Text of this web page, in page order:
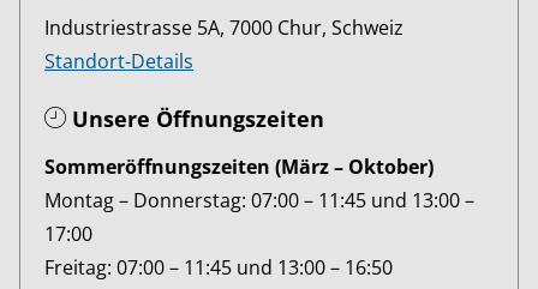
Industriestrasse 5A, 7000 Chur, Schweiz
Standort-Details
Unsere Öffnungszeiten
Sommeröffnungszeiten (März – Oktober)
Montag – Donnerstag: 07:00 – 11:45 und 13:00 –
17:00
Freitag: 07:00 – 11:45 und 13:00 – 16:50